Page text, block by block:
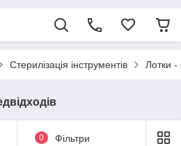
Стерилізація інструментів Лотки -
0 Фільтри